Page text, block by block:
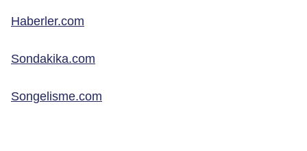
Haberler.com
Sondakika.com
Songelisme.com